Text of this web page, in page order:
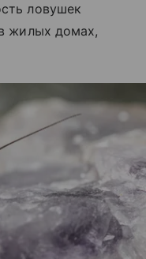
ловушек
жилых домах,